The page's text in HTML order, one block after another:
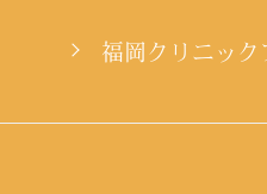
福岡クリニック